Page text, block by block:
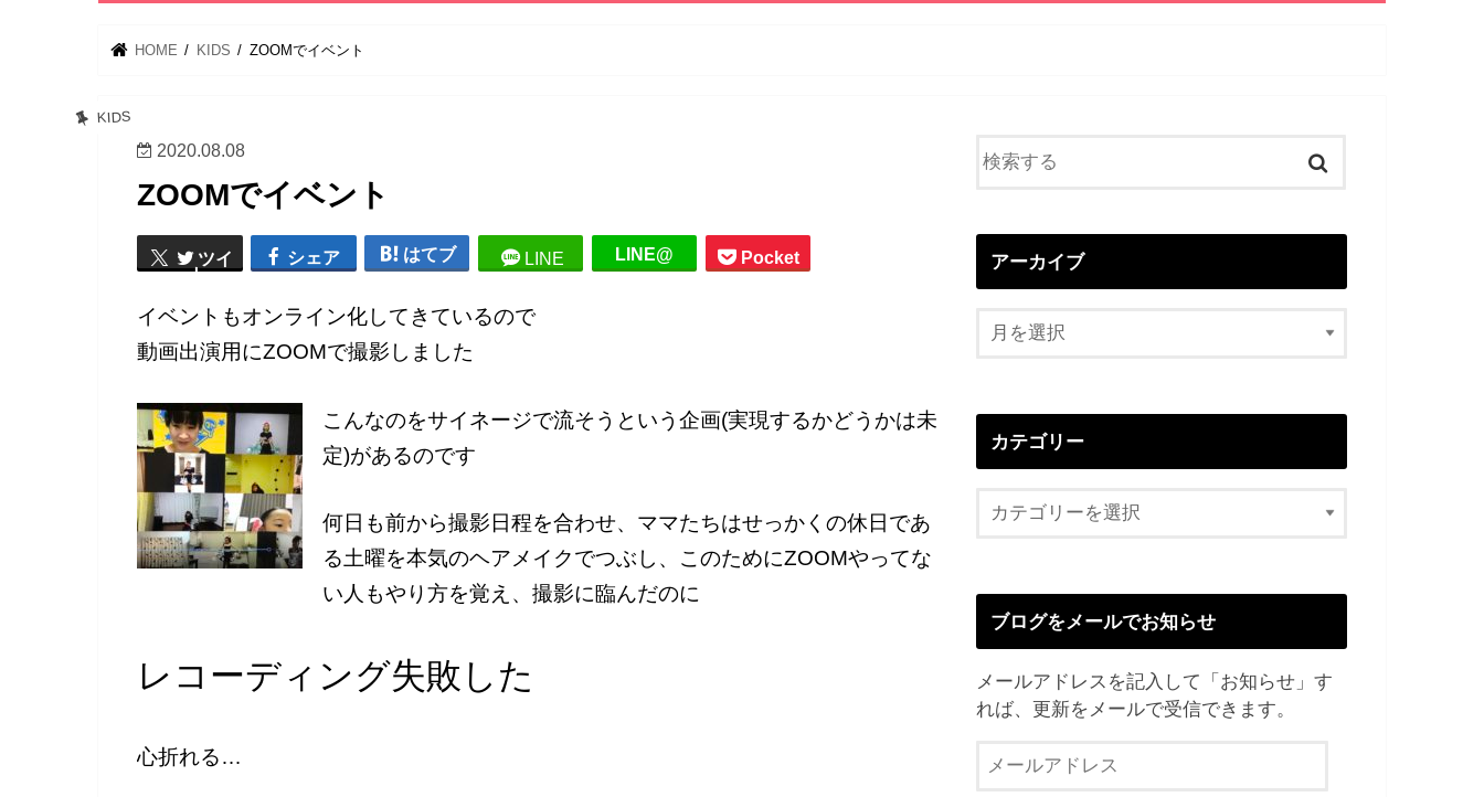
HOME KIDS ZOOMでイベント
KIDS
2020.08.08
ZOOMでイベント
ツイ
ート
シェア はてブ LINE LINE@ Pocket
イベントもオンライン化してきているので
動画出演用にZOOMで撮影しました
こんなのをサイネージで流そうという企画(実現するかどうかは未
定)があるのです
何日も前から撮影日程を合わせ、ママたちはせっかくの休日であ
る土曜を本気のヘアメイクでつぶし、このためにZOOMやってな
い人もやり方を覚え、撮影に臨んだのに
レコーディング失敗した
心折れる…
アーカイブ
カテゴリー
ブログをメールでお知らせ
メールアドレスを記入して「お知らせ」す
れば、更新をメールで受信できます。